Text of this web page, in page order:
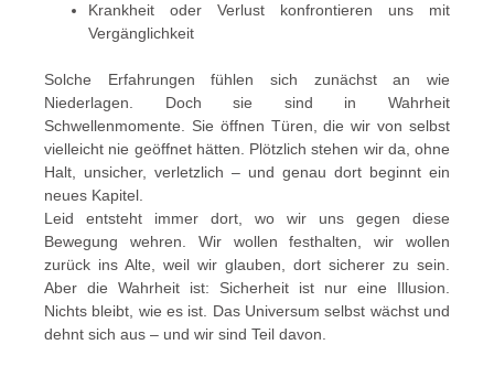
Krankheit oder Verlust konfrontieren uns mit
Vergänglichkeit
Solche Erfahrungen fühlen sich zunächst an wie
Niederlagen. Doch sie sind in Wahrheit
Schwellenmomente. Sie öffnen Türen, die wir von selbst
vielleicht nie geöffnet hätten. Plötzlich stehen wir da, ohne
Halt, unsicher, verletzlich – und genau dort beginnt ein
neues Kapitel.
Leid entsteht immer dort, wo wir uns gegen diese
Bewegung wehren. Wir wollen festhalten, wir wollen
zurück ins Alte, weil wir glauben, dort sicherer zu sein.
Aber die Wahrheit ist: Sicherheit ist nur eine Illusion.
Nichts bleibt, wie es ist. Das Universum selbst wächst und
dehnt sich aus – und wir sind Teil davon.